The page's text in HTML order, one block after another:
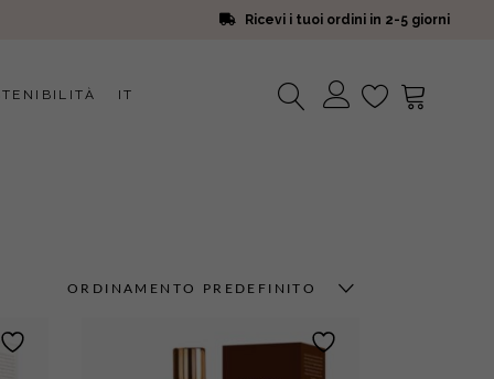
Ricevi i tuoi ordini in 2-5 giorni
IT
ORDINAMENTO PREDEFINITO